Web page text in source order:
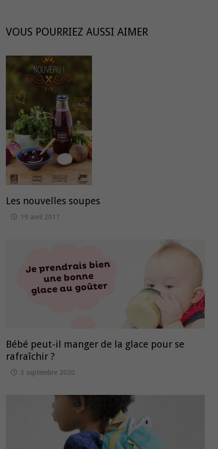
VOUS POURRIEZ AUSSI AIMER
Les nouvelles soupes
19 avril 2017
Bébé peut-il manger de la glace pour se
rafraîchir ?
3 septembre 2020